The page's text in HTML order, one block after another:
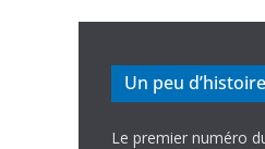
Un peu
Le premier numéro